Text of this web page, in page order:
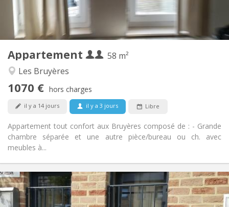
Appartement
58 m²
Les Bruyères
1070 € hors charges
il y a 14 jours il y a 3 jours Libre
Appartement tout confort aux Bruyères composé de : - Grande
chambre séparée et une autre pièce/bureau ou ch. avec
meubles à...
Privée (pièce distincte)
Superficie:
58 m
Pièces privées:
2
Studieuse, calme, chaleureuse
Non
Infos Pratiques
Loyer:
990 € (495 €/pers.)